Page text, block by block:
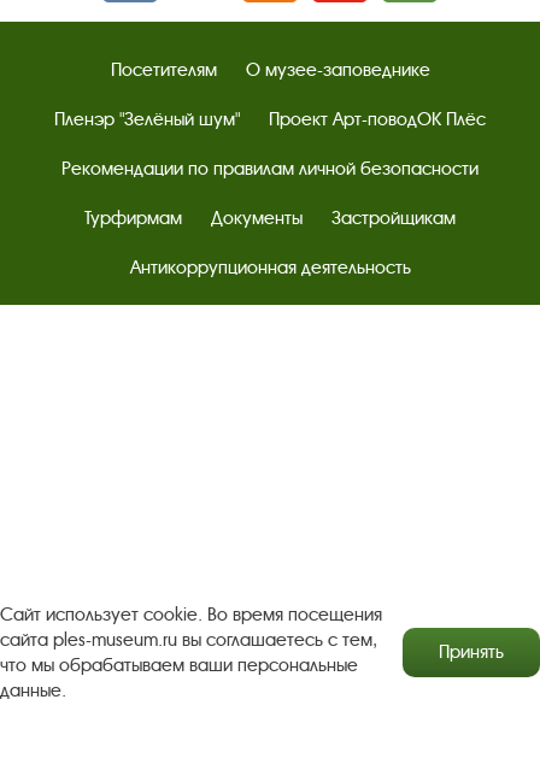
Посетителям О музее-заповеднике
Пленэр "Зелёный шум" Проект Арт-поводОК Плёс
Рекомендации по правилам личной безопасности
Турфирмам Документы Застройщикам
Антикоррупционная деятельность
Сайт использует cookie. Во время посещения
сайта ples-museum.ru вы соглашаетесь с тем,
что мы обрабатываем ваши персональные
данные.
Принять